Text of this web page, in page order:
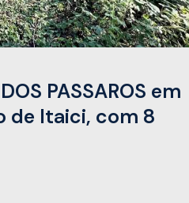
PASSAROS em
de Itaici, com 8